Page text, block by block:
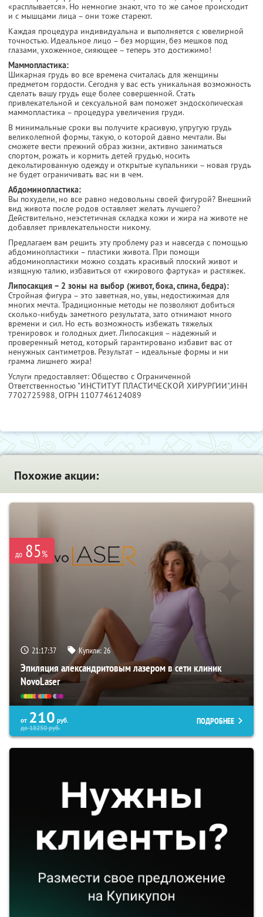
«расплывается». Но немногие знают, что то же самое происходит
и с мышцами лица – они тоже стареют.
Каждая процедура индивидуальна и выполняется с ювелирной
точностью. Идеальное лицо – без морщин, без мешков под
глазами, ухоженное, сияющее – теперь это достижимо!
Маммопластика:
Шикарная грудь во все времена считалась для женщины
предметом гордости. Сегодня у вас есть уникальная возможность
сделать вашу грудь еще более совершенной. Стать
привлекательной и сексуальной вам поможет эндоскопическая
маммопластика – процедура увеличения груди.
В минимальные сроки вы получите красивую, упругую грудь
великолепной формы, такую, о которой давно мечтали. Вы
сможете вести прежний образ жизни, активно заниматься
спортом, рожать и кормить детей грудью, носить
декольтированную одежду и открытые купальники – новая грудь
не будет ограничивать вас ни в чем.
Абдоминопластика:
Вы похудели, но все равно недовольны своей фигурой? Внешний
вид живота после родов оставляет желать лучшего?
Действительно, неэстетичная складка кожи и жира на животе не
добавляет привлекательности никому.
Предлагаем вам решить эту проблему раз и навсегда с помощью
абдоминопластики – пластики живота. При помощи
абдоминопластики можно создать красивый плоский живот и
изящную талию, избавиться от «жирового фартука» и растяжек.
Липосакция – 2 зоны на выбор (живот, бока, спина, бедра):
Стройная фигура – это заветная, но, увы, недостижимая для
многих мечта. Традиционные методы не позволяют добиться
сколько-нибудь заметного результата, зато отнимают много
времени и сил. Но есть возможность избежать тяжелых
тренировок и голодных диет. Липосакция – надежный и
проверенный метод, который гарантировано избавит вас от
ненужных сантиметров. Результат – идеальные формы и ни
грамма лишнего жира!
Услуги предоставляет: Общество с Ограниченной
Ответственностью "ИНСТИТУТ ПЛАСТИЧЕСКОЙ ХИРУРГИИ",ИНН
7702725988, ОГРН 1107746124089
Похожие акции:
до 85%
21:17:36 Купили:26
Эпиляция александритовым лазером в сети клиник
NovoLaser
от 210 руб.
до18250руб.
ПОДРОБНЕЕ